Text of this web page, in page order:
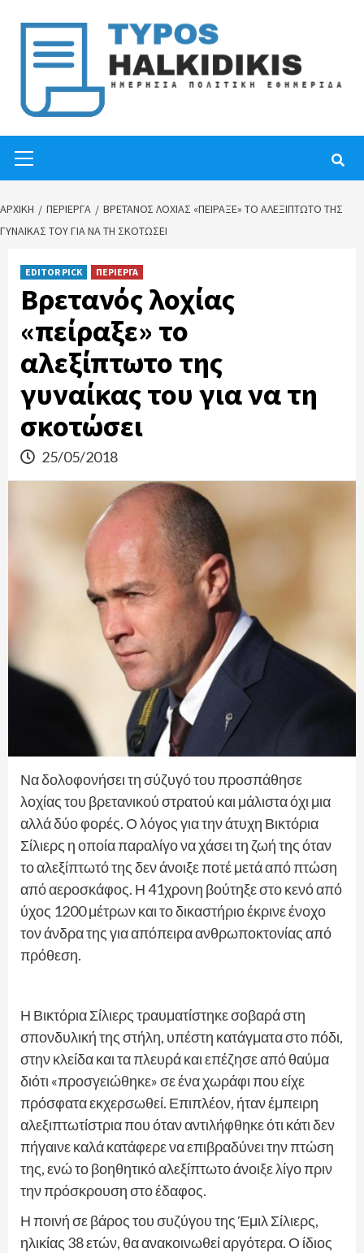
content
Menu
ΑΡΧΙΚΉ ΠΕΡΙΕΡΓΑ
ΒΡΕΤΑΝΌΣ ΛΟΧΊΑΣ «ΠΕΊΡΑΞΕ» ΤΟ ΑΛΕΞΊΠΤΩΤΟ ΤΗΣ
ΓΥΝΑΊΚΑΣ ΤΟΥ ΓΙΑ ΝΑ ΤΗ ΣΚΟΤΏΣΕΙ
EDITOR PICK ΠΕΡΙΕΡΓΑ
Βρετανός λοχίας
«πείραξε» το
αλεξίπτωτο της
γυναίκας του για να τη
σκοτώσει
25/05/2018
Να δολοφονήσει τη σύζυγό του προσπάθησε
λοχίας του βρετανικού στρατού και μάλιστα όχι μια
αλλά δύο φορές. Ο λόγος για την άτυχη Βικτόρια
Σίλιερς η οποία παραλίγο να χάσει τη ζωή της όταν
το αλεξίπτωτό της δεν άνοιξε ποτέ μετά από πτώση
από αεροσκάφος. Η 41χρονη βούτηξε στο κενό από
ύχος 1200 μέτρων και το δικαστήριο έκρινε ένοχο
τον άνδρα της για απόπειρα ανθρωποκτονίας από
πρόθεση.
Η Βικτόρια Σίλιερς τραυματίστηκε σοβαρά στη
σπονδυλική της στήλη, υπέστη κατάγματα στο πόδι,
στην κλείδα και τα πλευρά και επέζησε από θαύμα
διότι «προσγειώθηκε» σε ένα χωράφι που είχε
πρόσφατα εκχερσωθεί. Επιπλέον, ήταν έμπειρη
αλεξιπτωτίστρια που όταν αντιλήφθηκε ότι κάτι δεν
πήγαινε καλά κατάφερε να επιβραδύνει την πτώση
της, ενώ το βοηθητικό αλεξίπτωτο άνοιξε λίγο πριν
την πρόσκρουση στο έδαφος.
Η ποινή σε βάρος του συζύγου της Έμιλ Σίλιερς,
ηλικίας 38 ετών, θα ανακοινωθεί αργότερα. Ο ίδιος